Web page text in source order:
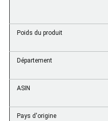
Poids du produit
Département
ASIN
Pays d'origine